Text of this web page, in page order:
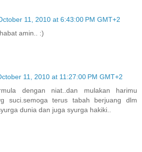
11, 2010 at 6:43:00 PM GMT+2
amin.. :)
11, 2010 at 11:27:00 PM GMT+2
dengan niat..dan mulakan harimu
suci.semoga terus tabah berjuang dlm
dunia dan juga syurga hakiki..